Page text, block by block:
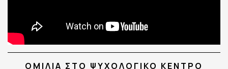
ΟΜΙΛΊΑ ΣΤΟ ΨΥΧΟΛΟΓΙΚΌ ΚΈΝΤΡΟ